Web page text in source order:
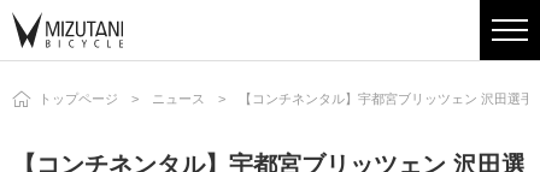
トップページ ニュース 【コンチネンタル】宇都宮ブリッツェン 沢田選
【コンチネンタル】宇都宮ブリッツェン 沢田選